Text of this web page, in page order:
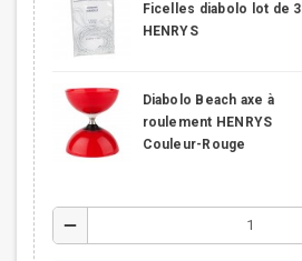
Ficelles diabolo lot de 3
HENRYS
Diabolo Beach axe à
roulement HENRYS
Couleur-Rouge
remove